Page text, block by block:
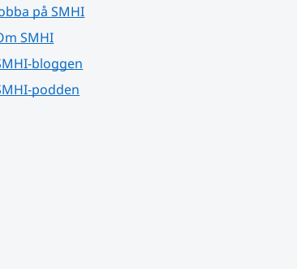
på SMHI
SMHI
bloggen
podden